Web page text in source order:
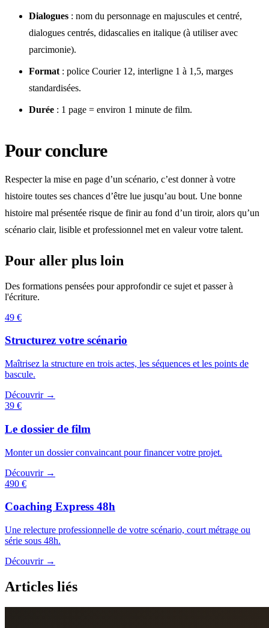
Dialogues : nom du personnage en majuscules et centré,
dialogues centrés, didascalies en italique (à utiliser avec
parcimonie).
Format : police Courier 12, interligne 1 à 1,5, marges
standardisées.
Durée : 1 page = environ 1 minute de film.
Pour conclure
Respecter la mise en page d’un scénario, c’est donner à votre
histoire toutes ses chances d’être lue jusqu’au bout. Une bonne
histoire mal présentée risque de finir au fond d’un tiroir, alors qu’un
scénario clair, lisible et professionnel met en valeur votre talent.
Pour aller plus loin
Des formations pensées pour approfondir ce sujet et passer à
l'écriture.
49 €
Structurez votre scénario
Maîtrisez la structure en trois actes, les séquences et les points de
bascule.
Découvrir →
39 €
Le dossier de film
Monter un dossier convaincant pour financer votre projet.
Découvrir →
490 €
Coaching Express 48h
Une relecture professionnelle de votre scénario, court métrage ou
série sous 48h.
Découvrir →
Articles liés